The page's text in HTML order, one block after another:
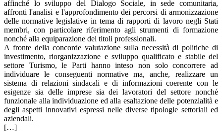
affinché lo sviluppo del Dialogo Sociale, in sede comunitaria,
affronti l'analisi e l'approfondimento dei percorsi di armonizzazione
delle normative legislative in tema di rapporti di lavoro negli Stati
membri, con particolare riferimento agli strumenti di formazione
nonché alla equiparazione dei titoli professionali.
A fronte della concorde valutazione sulla necessità di politiche di
investimento, riorganizzazione e sviluppo qualificato e stabile del
settore Turismo, le Parti hanno inteso non solo concorrere ad
individuare le conseguenti normative ma, anche, realizzare un
sistema di relazioni sindacali e di informazioni coerente con le
esigenze sia delle imprese sia dei lavoratori del settore nonché
funzionale alla individuazione ed alla esaltazione delle potenzialità e
degli aspetti innovativi espressi nelle diverse tipologie settoriali ed
aziendali.
[…]